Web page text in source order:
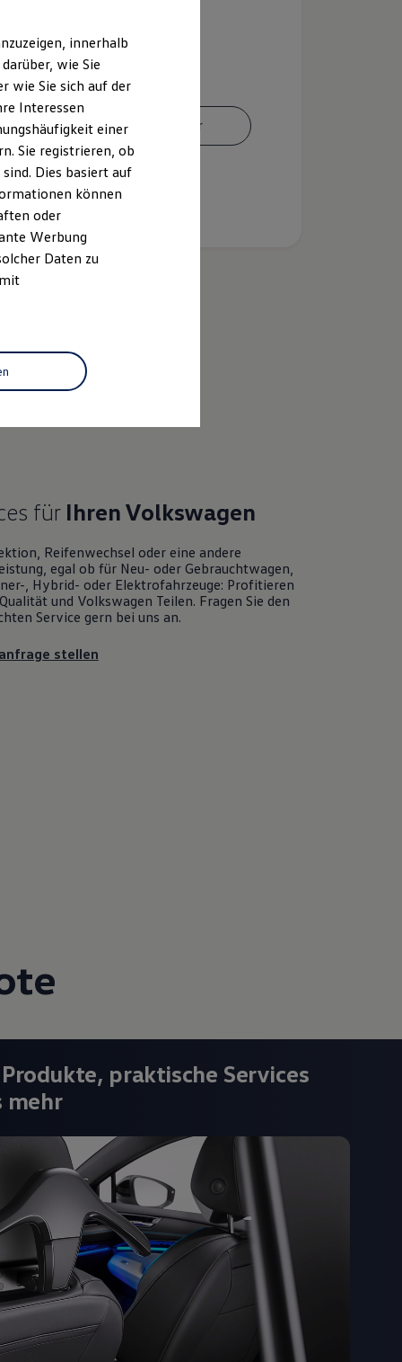
Ansprechpartner
für IhrenVolkswagen
Reifenwechsel oder eine andere
egal ob für Neu- oder Gebrauchtwagen
, Hybrid- oder Elektrofahrzeuge: Profitieren
und Volkswagen Teilen. Fragen Sie den
Service gern bei uns an.
stellen
praktische Services
mehr
innerhalb
wie Sie
wie Sie sich auf der
Interessen
einer
Sie registrieren, ob
Dies basiert auf
können
oder
Werbung
Daten zu